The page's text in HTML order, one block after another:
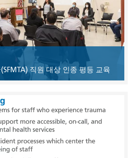
직원 대상 인종 평등 교육